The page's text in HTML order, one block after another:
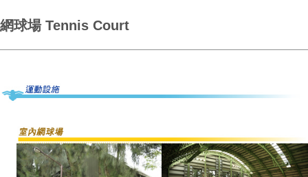
網球場 Tennis Court